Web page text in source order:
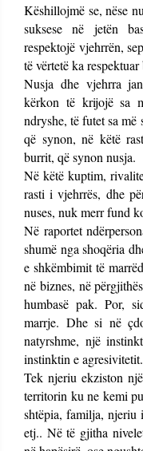
Këshillojmë se, nëse
suksese në jetën
respektojë vjehrrën,
të vërtetë ka
Nusja dhe vjehrra
kërkon të krijojë sa
ndryshe, të futet sa
që synon, në këtë
burrit, që synon nusja.
Në këtë kuptim,
rasti i vjehrrës, dhe
nuses, nuk merr fund
Në raportet
shumë nga shoqëria
e shkëmbimit të
në biznes, në
humbasë pak. Por,
marrje. Dhe si në
natyrshme, një
instinktin e
Tek njeriu ekziston
territorin ku ne kemi
shtëpia, familja, njeriu
etj.. Në të gjitha